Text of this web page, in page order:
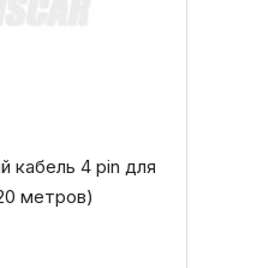
кабель 4 pin для
метров)